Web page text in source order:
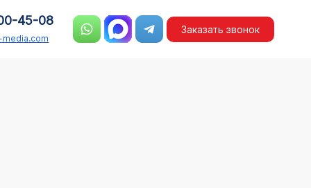
45-08
Заказать звонок